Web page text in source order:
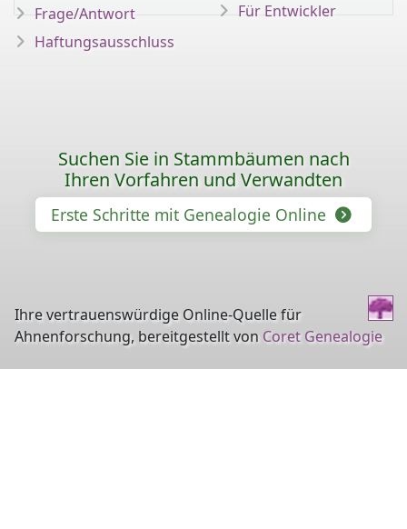
Frage/Antwort
Haftungsausschluss
Für Entwickler
Suchen Sie in Stammbäumen nach
Ihren Vorfahren und Verwandten
Erste Schritte mit Genealogie Online
Ihre vertrauenswürdige Online-Quelle für
Ahnenforschung, bereitgestellt von Coret Genealogie